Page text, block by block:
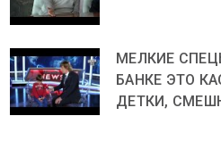
МЕЛКИЕ
БАНКЕ ЭТО
ДЕТКИ,